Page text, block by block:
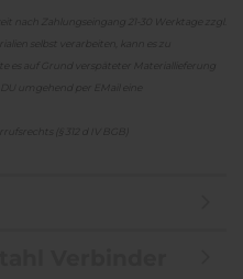
nach Zahlungseingang 21-30 Werktage zzgl.
selbst verarbeiten, kann es zu
es auf Grund verspäteter Materiallieferung
umgehend per EMail eine
(§ 312 d IV BGB)